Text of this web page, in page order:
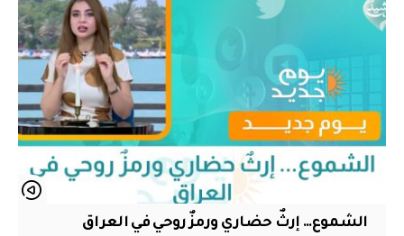
الشموع… إرثٌ حضاري ورمزٌ روحي في العراق